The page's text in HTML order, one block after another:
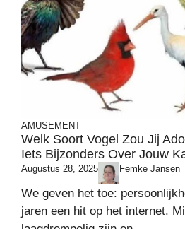
AMUSEMENT
Welk Soort Vogel Zou Jij
Iets Bijzonders Over Jouw
Augustus 28, 2025 Femke Jansen
We geven het toe:
jaren een hit op het internet.